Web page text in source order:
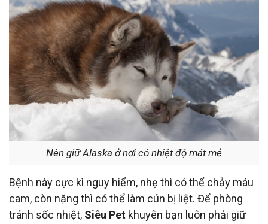
Nên giữ Alaska ở nơi có nhiệt độ mát mẻ
Bệnh này cực kì nguy hiểm, nhẹ thì có thể chảy máu
cam, còn nặng thì có thể làm cún bị liệt. Để phòng
tránh sốc nhiệt, Siêu Pet khuyên bạn luôn phải giữ